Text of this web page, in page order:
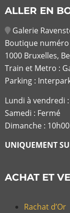
ALLER EN
Galerie
Boutique numéro
1000 Bruxelles,
Train et Metro :
Parking :
Lundi à vendredi :
Samedi : Fermé
Dimanche :
UNIQUEMENT
ACHAT ET
Rachat d’Or